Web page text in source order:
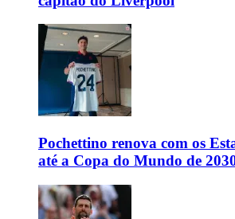
Pochettino renova com os
até a Copa do Mundo de